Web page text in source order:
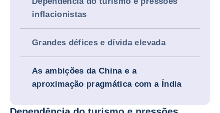
inflacionistas
Grandes défices e dívida elevada
As ambições da China e a
aproximação pragmática com a Índia